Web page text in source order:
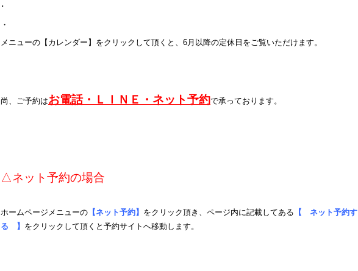
･
・
メニューの【カレンダー】をクリックして頂くと、6月以降の定休日をご覧いただけます。
尚、ご予約はお電話・ＬＩＮＥ・ネット予約で承っております。
△ネット予約の場合
ホームページメニューの 【ネット予約】 をクリック頂き、ページ内に記載してある 【 ネット予約す
る 】 をクリックして頂くと予約サイトへ移動します。